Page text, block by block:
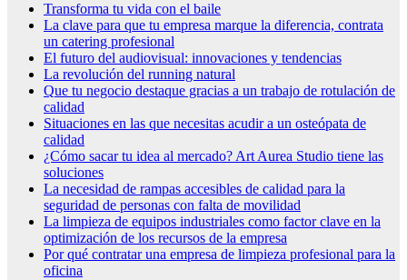
Transforma tu vida con el baile
La clave para que tu empresa marque la diferencia, contrata
un catering profesional
El futuro del audiovisual: innovaciones y tendencias
La revolución del running natural
Que tu negocio destaque gracias a un trabajo de rotulación de
calidad
Situaciones en las que necesitas acudir a un osteópata de
calidad
¿Cómo sacar tu idea al mercado? Art Aurea Studio tiene las
soluciones
La necesidad de rampas accesibles de calidad para la
seguridad de personas con falta de movilidad
La limpieza de equipos industriales como factor clave en la
optimización de los recursos de la empresa
Por qué contratar una empresa de limpieza profesional para la
oficina